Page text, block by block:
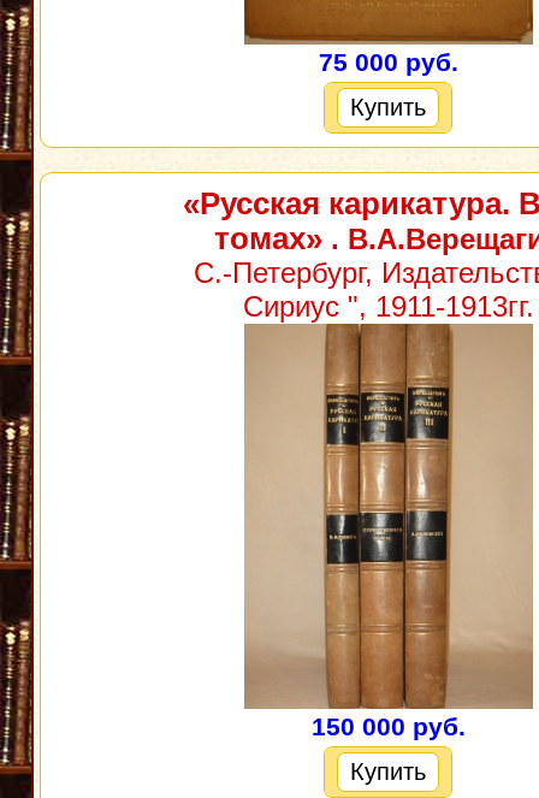
75 000 руб.
Купить
«Русская карикатура.
томах».
С.-Петербург,
Сириус ", 1911-1913гг.
150 000 руб.
Купить